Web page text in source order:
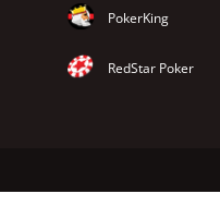
PokerKing
RedStar Poker